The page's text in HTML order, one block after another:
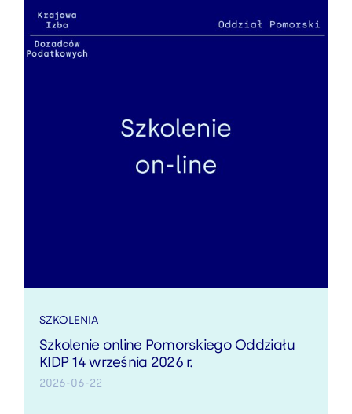
SZKOLENIA
Szkolenie online Pomorskiego Oddziału
KIDP 14 września 2026 r.
2026-06-22